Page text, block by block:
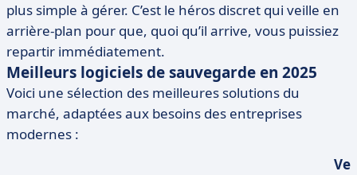
plus simple à gérer. C’est le héros discret qui veille en
arrière-plan pour que, quoi qu’il arrive, vous puissiez
repartir immédiatement.
Meilleurs logiciels de sauvegarde en 2025
Voici une sélection des meilleures solutions du
marché, adaptées aux besoins des entreprises
modernes :